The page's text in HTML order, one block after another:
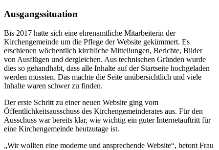
Ausgangssituation
Bis 2017 hatte sich eine ehrenamtliche Mitarbeiterin der
Kirchengemeinde um die Pflege der Website gekümmert. Es
erschienen wöchentlich kirchliche Mitteilungen, Berichte, Bilder
von Ausflügen und dergleichen. Aus technischen Gründen wurde
dies so gehandhabt, dass alle Inhalte auf der Startseite hochgeladen
werden mussten. Das machte die Seite unübersichtlich und viele
Inhalte waren schwer zu finden.
Der erste Schritt zu einer neuen Website ging vom
Öffentlichkeitsausschuss des Kirchengemeinderates aus. Für den
Ausschuss war bereits klar, wie wichtig ein guter Internetauftritt für
eine Kirchengemeinde heutzutage ist.
„Wir wollten eine moderne und ansprechende Website“, betont Frau